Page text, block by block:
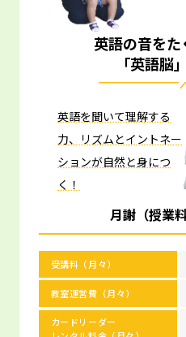
英語の音をた
「英語脳
英語を聞いて理解する
力、リズムとイントネー
ションが自然と身につ
く！
月謝（授業
受講料（月々）
教室運営費（月々）
カードリーダー